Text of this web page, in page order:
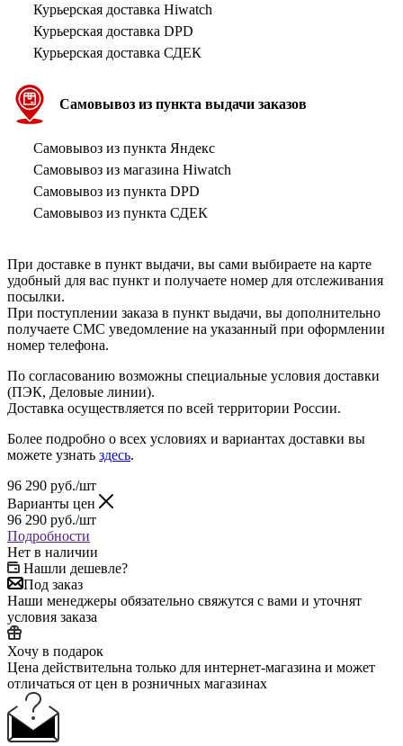
Курьерская доставка Hiwatch
Курьерская доставка DPD
Курьерская доставка СДЕК
Самовывоз из пункта выдачи заказов
Самовывоз из пункта Яндекс
Самовывоз из магазина Hiwatch
Самовывоз из пункта DPD
Самовывоз из пункта СДЕК
При доставке в пункт выдачи, вы сами выбираете на карте
удобный для вас пункт и получаете номер для отслеживания
посылки.
При поступлении заказа в пункт выдачи, вы дополнительно
получаете СМС уведомление на указанный при оформлении
номер телефона.
По согласованию возможны специальные условия доставки
(ПЭК, Деловые линии).
Доставка осуществляется по всей территории России.
Более подробно о всех условиях и вариантах доставки вы
можете узнать здесь.
96 290 руб./шт
Варианты цен
96 290 руб./шт
Подробности
Нет в наличии
Нашли дешевле?
Под заказ
Наши менеджеры обязательно свяжутся с вами и уточнят
условия заказа
Хочу в подарок
Цена действительна только для интернет-магазина и может
отличаться от цен в розничных магазинах